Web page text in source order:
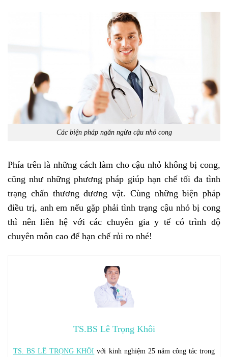
Các biện pháp ngăn ngừa cậu nhỏ cong
Phía trên là những cách làm cho cậu nhỏ không bị cong,
cũng như những phương pháp giúp hạn chế tối đa tình
trạng chấn thương dương vật. Cùng những biện pháp
điều trị, anh em nếu gặp phải tình trạng cậu nhỏ bị cong
thì nên liên hệ với các chuyên gia y tế có trình độ
chuyên môn cao để hạn chế rủi ro nhé!
TS.BS Lê Trọng Khôi
TS. BS LÊ TRỌNG KHÔI với kinh nghiệm 25 năm công tác trong